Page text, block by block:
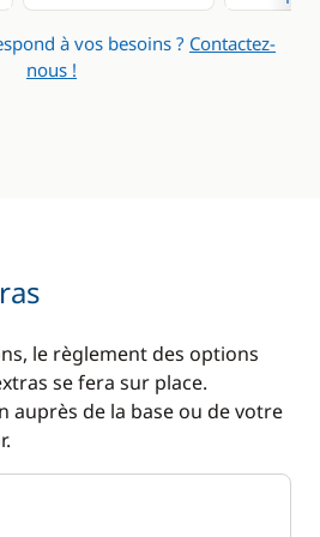
Panneaux solaires
Ventilateurs
à vos besoins ? Contactez-
nous !
le règlement des options
se fera sur place.
auprès de la base ou de votre